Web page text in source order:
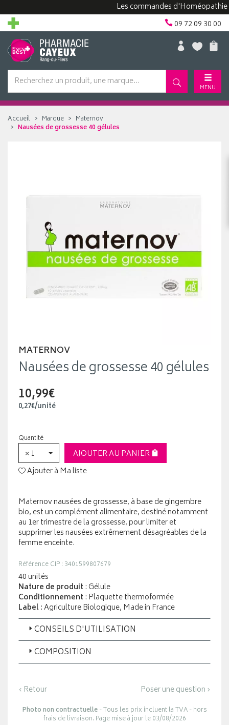
Les commandes d'Homéopathie
09 72 09 30 00
MENU
Accueil Marque
Maternov
Nausées de grossesse 40 gélules
MATERNOV
Nausées de grossesse 40 gélules
10,99€
0,27€/unité
Quantité
× 1
AJOUTER AU PANIER
Ajouter à Ma liste
Maternov nausées de grossesse, à base de gingembre
bio, est un complément alimentaire, destiné notamment
au 1er trimestre de la grossesse, pour limiter et
supprimer les nausées extrêmement désagréables de la
femme enceinte.
Référence CIP : 3401599807679
40 unités
Nature de produit : Gélule
Conditionnement : Plaquette thermoformée
Label: Agriculture Biologique, Made in France
CONSEILS D'UTILISATION
COMPOSITION
‹ Retour Poser une question ›
Photo non contractuelle- Tous les prix incluent la TVA - hors
frais de livraison. Page mise à jour le 03/08/2026